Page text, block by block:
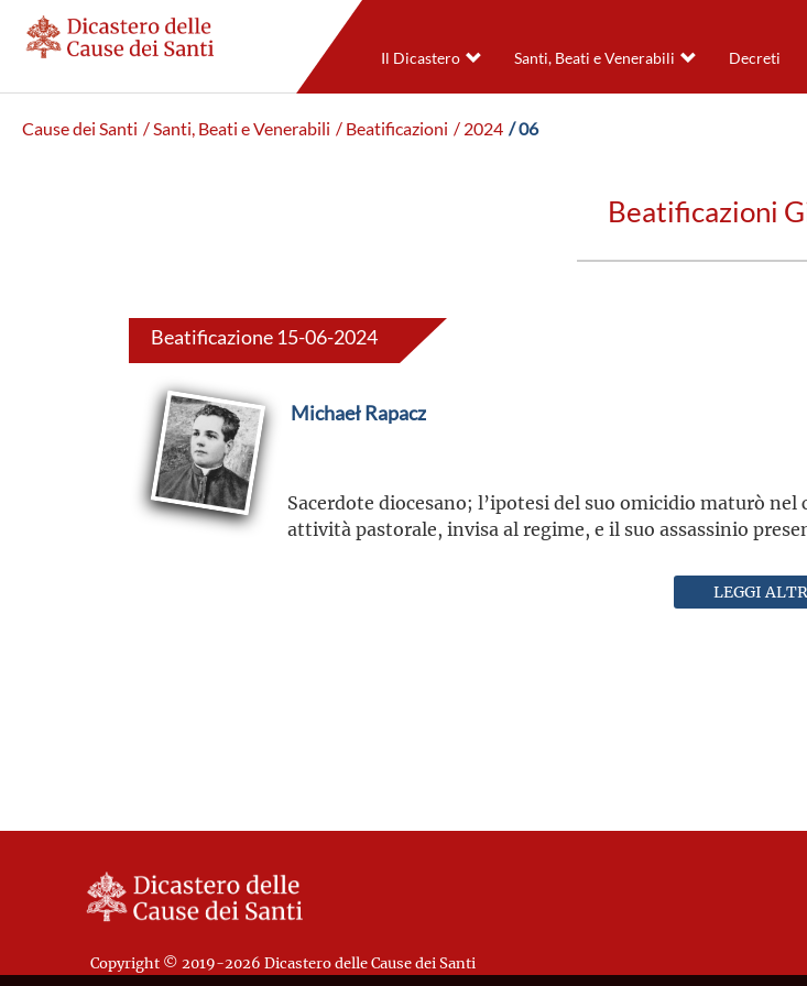
Il Dicastero Santi, Beati e Venerabili Decreti
Cause dei Santi / Santi, Beati e Venerabili / Beatificazioni / 2024 / 06
Beatificazioni
Beatificazione 15-06-2024
Michaeł Rapacz
Sacerdote diocesano; l’ipotesi del suo omicidio maturò
attività pastorale, invisa al regime, e il suo assassinio
LEGGI
Copyright © 2019-2026 Dicastero delle Cause dei Santi